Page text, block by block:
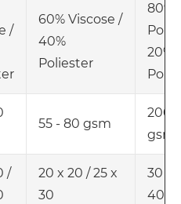
/
60% Viscose /
40%
Poliester
80%
20%
55 - 80 gsm
200
gsm
/
20 x 20 / 25 x
30
30 x
40 x